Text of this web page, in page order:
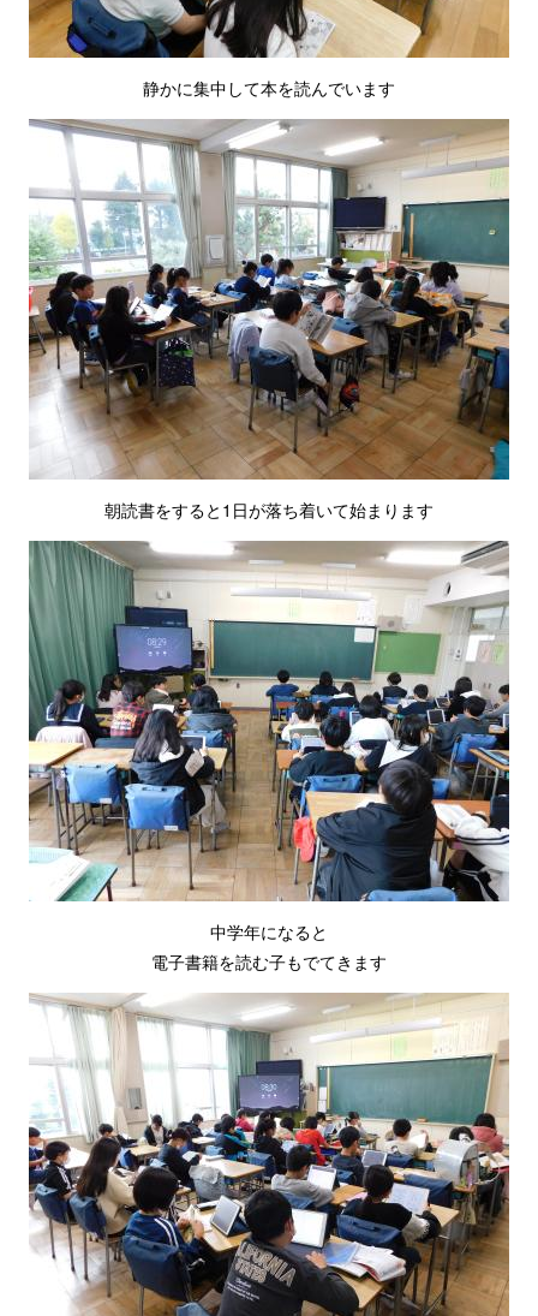
静かに集中して本を読んでいます
朝読書をすると1日が落ち着いて始まります
中学年になると
電子書籍を読む子もでてきます